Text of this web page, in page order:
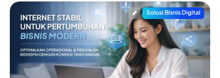
Solusi Bisnis Digital